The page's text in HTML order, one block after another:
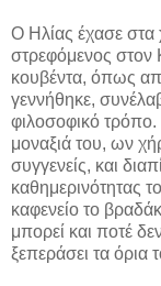
Ο Ηλίας έχασε στα
στρεφόμενος στον
κουβέντα, όπως
γεννήθηκε,
φιλοσοφικό τρόπο.
μοναξιά του, ων
συγγενείς, και
καθημερινότητας
καφενείο το
μπορεί και ποτέ
ξεπεράσει τα όρια